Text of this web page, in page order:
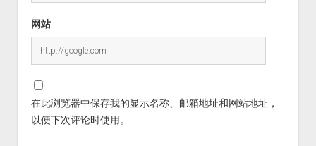
网站
在此浏览器中保存我的显示名称、邮箱地址和网站地址，
以便下次评论时使用。